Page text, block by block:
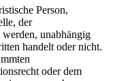
Person,
der
unabhängig
handelt oder nicht.
oder dem